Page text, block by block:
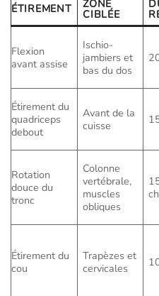
ÉTIREMENT ZONE
CIBLÉE
Flexion
avant assise
Ischio-
jambiers et
bas du dos
Étirement du
quadriceps
debout
Avant de la
cuisse
Rotation
douce du
tronc
Colonne
vertébrale,
muscles
obliques
Étirement du
cou
Trapèzes et
cervicales